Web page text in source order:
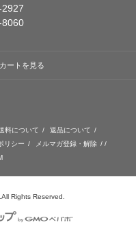
8060
ートを見る
料について / 返品について /
リシー / メルマガ登録・解除 / /
Rights Reserved.